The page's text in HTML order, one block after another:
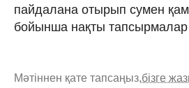
пайдалана отырып сумен
бойынша нақты тапсырмалар
Мәтіннен қате тапсаңыз,бізге